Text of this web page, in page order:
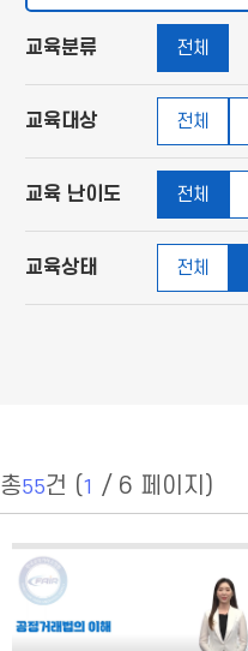
교육분류 전체
교육대상 전체
교육 난이도 전체
교육상태 전체
총55건 (1 / 6 페이지)